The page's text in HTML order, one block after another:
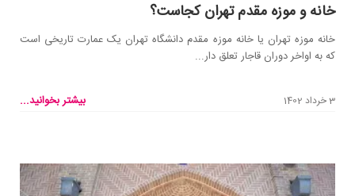
خانه و موزه مقدم تهران کجاست؟
خانه موزه تهران یا خانه موزه مقدم دانشگاه تهران یک عمارت تاریخی است
که به اواخر دوران قاجار تعلق دار...
3 خرداد 1402 بیشتر بخوانید...